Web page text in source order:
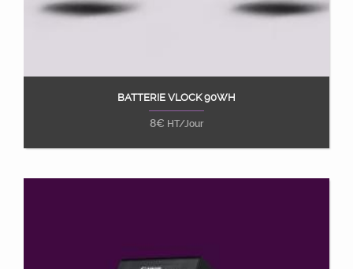
Ajouter au panier
BATTERIE VLOCK 90WH
8€ HT/Jour